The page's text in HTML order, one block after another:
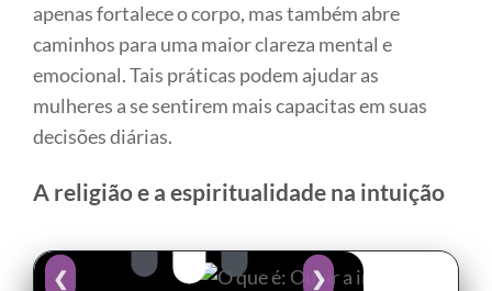
apenas fortalece o corpo, mas também abre
caminhos para uma maior clareza mental e
emocional. Tais práticas podem ajudar as
mulheres a se sentirem mais capacitas em suas
decisões diárias.
A religião e a espiritualidade na intuição
❮ ❯